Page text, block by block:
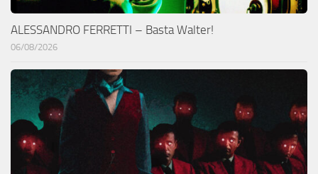
ALESSANDRO FERRETTI – Basta Walter!
06/08/2026